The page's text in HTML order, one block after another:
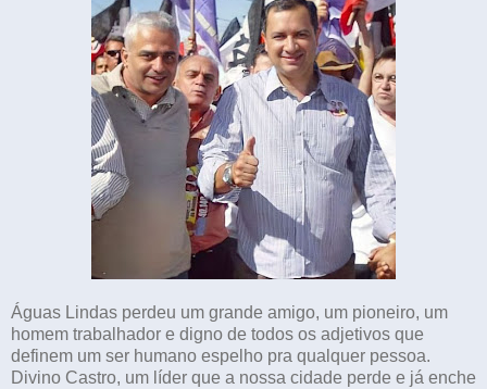
Águas Lindas perdeu um grande amigo, um pioneiro, um
homem trabalhador e digno de todos os adjetivos que
definem um ser humano espelho pra qualquer pessoa.
Divino Castro, um líder que a nossa cidade perde e já enche